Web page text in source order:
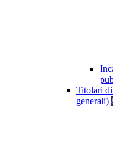
Titolari
generali)